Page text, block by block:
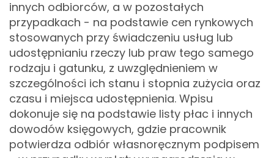
innych odbiorców, a w pozostałych
przypadkach - na podstawie cen rynkowych
stosowanych przy świadczeniu usług lub
udostępnianiu rzeczy lub praw tego samego
rodzaju i gatunku, z uwzględnieniem w
szczególności ich stanu i stopnia zużycia oraz
czasu i miejsca udostępnienia. Wpisu
dokonuje się na podstawie listy płac i innych
dowodów księgowych, gdzie pracownik
potwierdza odbiór własnoręcznym podpisem